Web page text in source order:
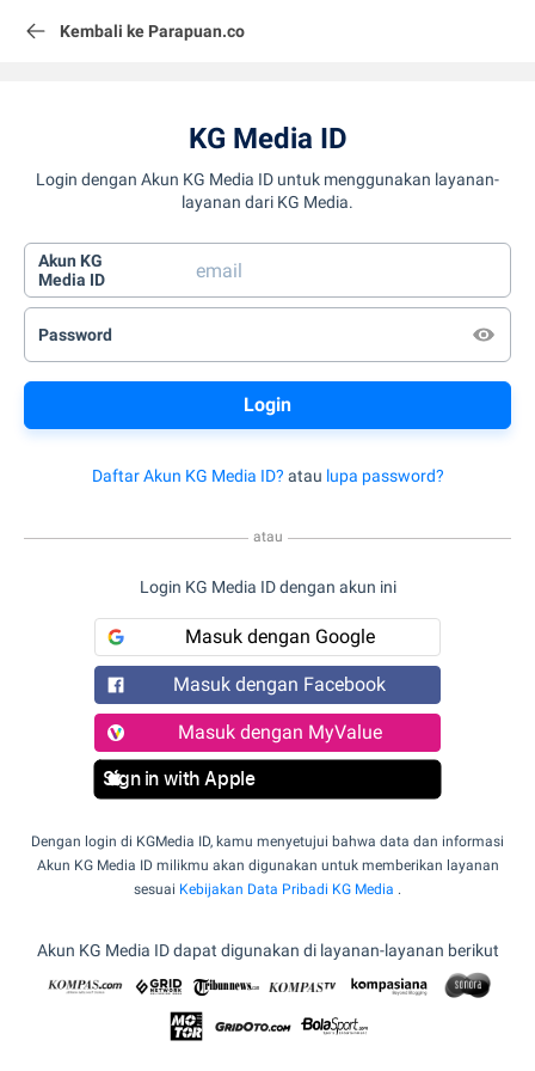
Kembali ke Parapuan.co
KG Media ID
Login dengan Akun KG Media ID untuk menggunakan layanan-
layanan dari KG Media.
Akun KG
Media ID
Password
Daftar Akun KG Media ID? atau lupa password?
atau
Login KG Media ID dengan akun ini
Masuk dengan Google
Masuk dengan Facebook
Masuk dengan MyValue
Sign in with Apple
Dengan login di KGMedia ID, kamu menyetujui bahwa data dan informasi
Akun KG Media ID milikmu akan digunakan untuk memberikan layanan
sesuai Kebijakan Data Pribadi KG Media .
Akun KG Media ID dapat digunakan di layanan-layanan berikut